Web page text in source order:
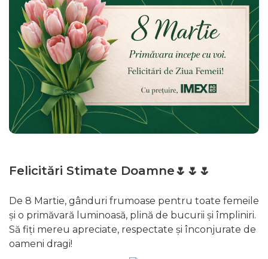
Felicitări Stimate Doamne🌷🌷🌷
De 8 Martie, gânduri frumoase pentru toate femeile
și o primăvară luminoasă, plină de bucurii și împliniri.
Să fiți mereu apreciate, respectate și înconjurate de
oameni dragi!